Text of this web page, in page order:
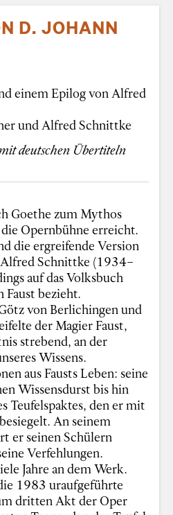
D. JOHANN
einem Epilog von Alfred
und Alfred Schnittke
deutschen Übertiteln
Goethe zum Mythos
Opernbühne erreicht.
die ergreifende Version
Schnittke (1934–
auf das Volksbuch
Faust bezieht.
von Berlichingen und
der Magier Faust,
strebend, an der
Wissens.
aus Fausts Leben: seine
Wissensdurst bis hin
Teufelspaktes, den er mit
An seinem
er seinen Schülern
Verfehlungen.
Jahre an dem Werk.
1983 uraufgeführte
dritten Akt der Oper